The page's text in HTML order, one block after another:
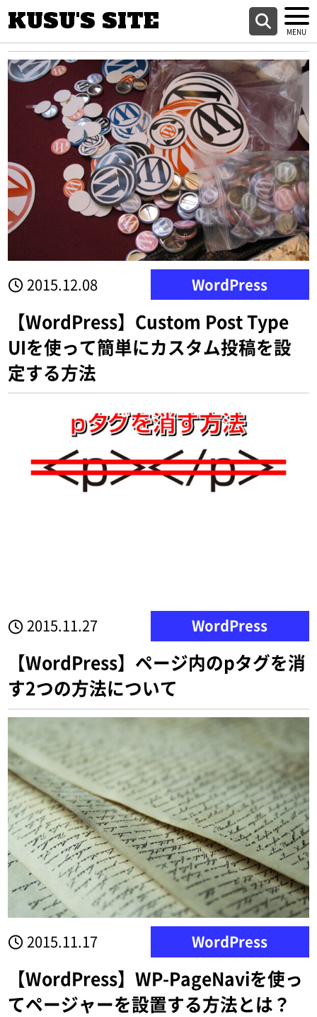
KUSU'S SITE
2015.12.08 WordPress
【WordPress】Custom Post Type
UIを使って簡単にカスタム投稿を設
定する方法
2015.11.27 WordPress
【WordPress】ページ内のpタグを消
す2つの方法について
2015.11.17 WordPress
【WordPress】WP-PageNaviを使っ
てページャーを設置する方法とは？